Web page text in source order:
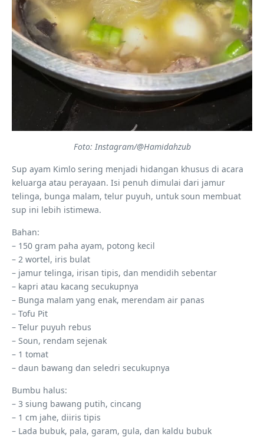
Foto: Instagram/@Hamidahzub
Sup ayam Kimlo sering menjadi hidangan khusus di acara
keluarga atau perayaan. Isi penuh dimulai dari jamur
telinga, bunga malam, telur puyuh, untuk soun membuat
sup ini lebih istimewa.
Bahan:
– 150 gram paha ayam, potong kecil
– 2 wortel, iris bulat
– jamur telinga, irisan tipis, dan mendidih sebentar
– kapri atau kacang secukupnya
– Bunga malam yang enak, merendam air panas
– Tofu Pit
– Telur puyuh rebus
– Soun, rendam sejenak
– 1 tomat
– daun bawang dan seledri secukupnya
Bumbu halus:
– 3 siung bawang putih, cincang
– 1 cm jahe, diiris tipis
– Lada bubuk, pala, garam, gula, dan kaldu bubuk